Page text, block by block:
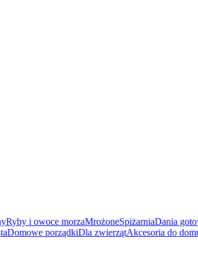
Ryby i owoce morzaMrożoneSpiżarniaDania
Domowe porządkiDla zwierzątAkcesoria do